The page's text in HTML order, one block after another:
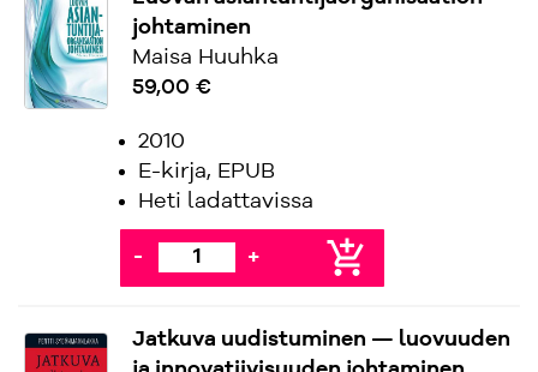
johtaminen
Maisa Huuhka
59,00 €
2010
E-kirja, EPUB
Heti ladattavissa
- + add_shopping_cart
Jatkuva uudistuminen — luovuuden